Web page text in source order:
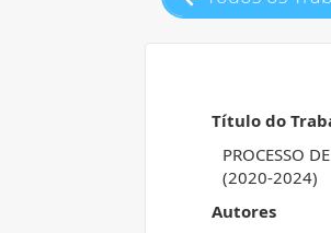
Título do
PROCESSO
(2020-2024)
Autores